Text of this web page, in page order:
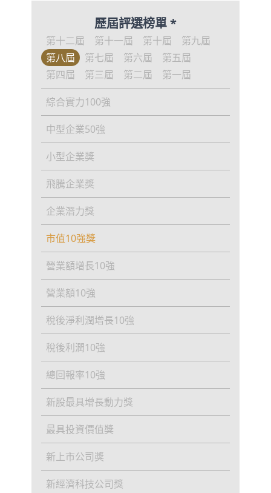
歷屆評選榜單 *
第十二屆 第十一屆 第十屆
第九屆
第八屆
第七屆 第六屆
第五屆
第四屆
第三屆 第二屆 第一屆
綜合實力100強
中型企業50強
小型企業獎
飛騰企業獎
企業潛力獎
市值10強獎
營業額增長10強
營業額10強
稅後淨利潤增長10強
稅後利潤10強
總回報率10強
新股最具增長動力獎
最具投資價值獎
新上市公司獎
新經濟科技公司獎